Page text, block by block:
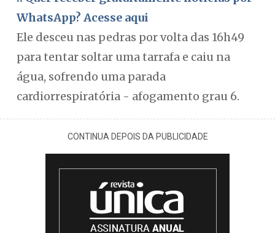
WhatsApp? Acesse aqui
Ele desceu nas pedras por volta das 16h49
para tentar soltar uma tarrafa e caiu na
água, sofrendo uma parada
cardiorrespiratória - afogamento grau 6.
CONTINUA DEPOIS DA PUBLICIDADE